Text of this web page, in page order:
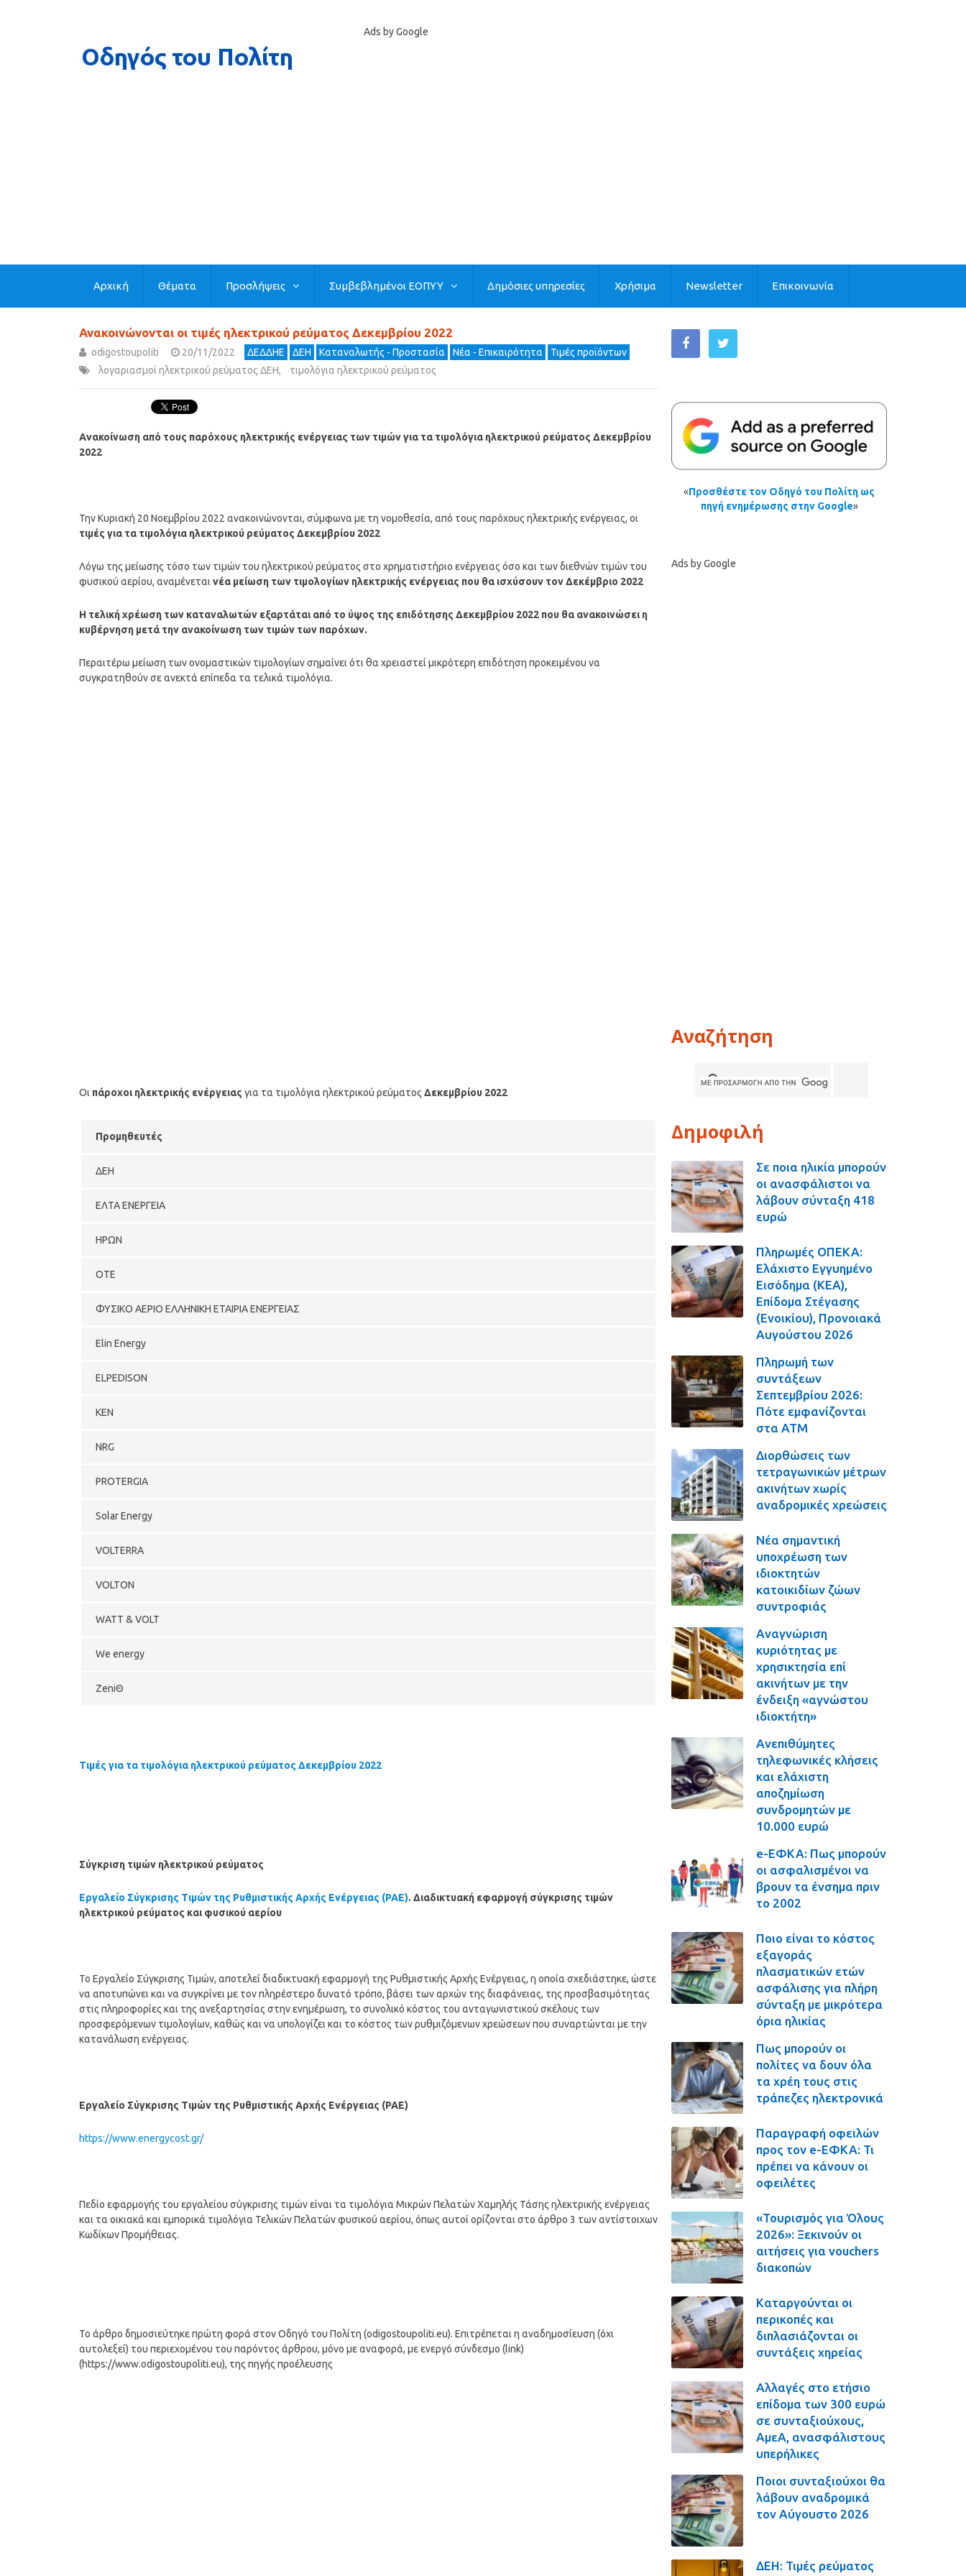
Ads by Google
Αρχική Θέματα Προσλήψεις Συμβεβλημένοι ΕΟΠΥΥ Δημόσιες υπηρεσίες Χρήσιμα Newsletter Επικοινωνία
Ανακοινώνονται οι τιμές ηλεκτρικού ρεύματος Δεκεμβρίου 2022
odigostoupoliti 20/11/2022 ΔΕΔΔΗΕ ΔΕΗ Καταναλωτής - Προστασία Νέα - Επικαιρότητα
Τιμές προϊόντων
λογαριασμοί ηλεκτρικού ρεύματος ΔΕΗ, τιμολόγια ηλεκτρικού ρεύματος
Ανακοίνωση από τους παρόχους ηλεκτρικής ενέργειας των τιμών για τα τιμολόγια ηλεκτρικού ρεύματος Δεκεμβρίου
2022
Την Κυριακή 20 Νοεμβρίου 2022 ανακοινώνονται, σύμφωνα με τη νομοθεσία, από τους παρόχους ηλεκτρικής ενέργειας, οι
τιμές για τα τιμολόγια ηλεκτρικού ρεύματος Δεκεμβρίου 2022
Λόγω της μείωσης τόσο των τιμών του ηλεκτρικού ρεύματος στο χρηματιστήριο ενέργειας όσο και των διεθνών τιμών του
φυσικού αερίου, αναμένεται νέα μείωση των τιμολογίων ηλεκτρικής ενέργειας που θα ισχύσουν τον Δεκέμβριο 2022
Η τελική χρέωση των καταναλωτών εξαρτάται από το ύψος της επιδότησης Δεκεμβρίου 2022 που θα ανακοινώσει η
κυβέρνηση μετά την ανακοίνωση των τιμών των παρόχων.
Περαιτέρω μείωση των ονομαστικών τιμολογίων σημαίνει ότι θα χρειαστεί μικρότερη επιδότηση προκειμένου να
συγκρατηθούν σε ανεκτά επίπεδα τα τελικά τιμολόγια.
Οι πάροχοι ηλεκτρικής ενέργειας για τα τιμολόγια ηλεκτρικού ρεύματος Δεκεμβρίου 2022
Προμηθευτές
ΔΕΗ
ΕΛΤΑ ΕΝΕΡΓΕΙΑ
ΗΡΩΝ
ΟΤΕ
ΦΥΣΙΚΟ ΑΕΡΙΟ ΕΛΛΗΝΙΚΗ ΕΤΑΙΡΙΑ ΕΝΕΡΓΕΙΑΣ
Elin Energy
ELPEDISON
KEN
NRG
PROTERGIA
Solar Energy
VOLTERRA
VOLTON
WATT & VOLT
We energy
ZeniΘ
Τιμές για τα τιμολόγια ηλεκτρικού ρεύματος Δεκεμβρίου 2022
Σύγκριση τιμών ηλεκτρικού ρεύματος
Εργαλείο Σύγκρισης Τιμών της Ρυθμιστικής Αρχής Ενέργειας (ΡΑΕ). Διαδικτυακή εφαρμογή σύγκρισης τιμών
ηλεκτρικού ρεύματος και φυσικού αερίου
Το Εργαλείο Σύγκρισης Τιμών, αποτελεί διαδικτυακή εφαρμογή της Ρυθμιστικής Αρχής Ενέργειας, η οποία σχεδιάστηκε, ώστε
να αποτυπώνει και να συγκρίνει με τον πληρέστερο δυνατό τρόπο, βάσει των αρχών της διαφάνειας, της προσβασιμότητας
στις πληροφορίες και της ανεξαρτησίας στην ενημέρωση, το συνολικό κόστος του ανταγωνιστικού σκέλους των
προσφερόμενων τιμολογίων, καθώς και να υπολογίζει και το κόστος των ρυθμιζόμενων χρεώσεων που συναρτώνται με την
κατανάλωση ενέργειας.
Εργαλείο Σύγκρισης Τιμών της Ρυθμιστικής Αρχής Ενέργειας (ΡΑΕ)
https://www.energycost.gr/
Πεδίο εφαρμογής του εργαλείου σύγκρισης τιμών είναι τα τιμολόγια Μικρών Πελατών Χαμηλής Τάσης ηλεκτρικής ενέργειας
και τα οικιακά και εμπορικά τιμολόγια Τελικών Πελατών φυσικού αερίου, όπως αυτοί ορίζονται στο άρθρο 3 των αντίστοιχων
Κωδίκων Προμήθειας.
Το άρθρο δημοσιεύτηκε πρώτη φορά στον Οδηγό του Πολίτη (odigostoupoliti.eu). Επιτρέπεται η αναδημοσίευση (όχι
αυτολεξεί) του περιεχομένου του παρόντος άρθρου, μόνο με αναφορά, με ενεργό σύνδεσμο (link)
(https://www.odigostoupoliti.eu), της πηγής προέλευσης
«Προσθέστε τον Οδηγό του Πολίτη ως
πηγή ενημέρωσης στην Google»
Ads by Google
Αναζήτηση
Δημοφιλή
Σε ποια ηλικία μπορούν
οι ανασφάλιστοι να
λάβουν σύνταξη 418
ευρώ
Πληρωμές ΟΠΕΚΑ:
Ελάχιστο Εγγυημένο
Εισόδημα (ΚΕΑ),
Επίδομα Στέγασης
(Ενοικίου), Προνοιακά
Αυγούστου 2026
Πληρωμή των
συντάξεων
Σεπτεμβρίου 2026:
Πότε εμφανίζονται
στα ΑΤΜ
Διορθώσεις των
τετραγωνικών μέτρων
ακινήτων χωρίς
αναδρομικές χρεώσεις
Νέα σημαντική
υποχρέωση των
ιδιοκτητών
κατοικιδίων ζώων
συντροφιάς
Αναγνώριση
κυριότητας με
χρησικτησία επί
ακινήτων με την
ένδειξη «αγνώστου
ιδιοκτήτη»
Ανεπιθύμητες
τηλεφωνικές κλήσεις
και ελάχιστη
αποζημίωση
συνδρομητών με
10.000 ευρώ
e-ΕΦΚΑ: Πως μπορούν
οι ασφαλισμένοι να
βρουν τα ένσημα πριν
το 2002
Ποιο είναι το κόστος
εξαγοράς
πλασματικών ετών
ασφάλισης για πλήρη
σύνταξη με μικρότερα
όρια ηλικίας
Πως μπορούν οι
πολίτες να δουν όλα
τα χρέη τους στις
τράπεζες ηλεκτρονικά
Παραγραφή οφειλών
προς τον e-ΕΦΚΑ: Τι
πρέπει να κάνουν οι
οφειλέτες
«Τουρισμός για Όλους
2026»: Ξεκινούν οι
αιτήσεις για vouchers
διακοπών
Καταργούνται οι
περικοπές και
διπλασιάζονται οι
συντάξεις χηρείας
Αλλαγές στο ετήσιο
επίδομα των 300 ευρώ
σε συνταξιούχους,
ΑμεΑ, ανασφάλιστους
υπερήλικες
Ποιοι συνταξιούχοι θα
λάβουν αναδρομικά
τον Αύγουστο 2026
ΔΕΗ: Τιμές ρεύματος